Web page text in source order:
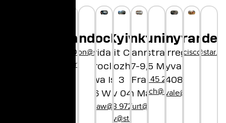
Shanghai
hellochina@star.global
Copenhagen
+45 29 90 01 97
hellocopenhagen@star.global
London
hellolondon@star.global
Wroclaw
Concorida Design
Wroclaw
Słodowa Island 7
50-266 Wrocław
hellowroclaw@star.global
Kyiv
Unit City
Dorohozhytska,
3
Kyiv 04112
+380 63 972 06 60
hellokyiv@star.global
Frankfurt
Bethmannstraße
7-9,
60311 Frankfurt
am Main
hellofrankfurt@star.global
Munich
Bayerstrasse 85
80335 Munich
+49 89 45 21 61 80
hellomunich@star.global
Sunnyvale
1250 Borregas Ave
Sunnyvale, CA
94089
hellosunnyvale@star.global
San